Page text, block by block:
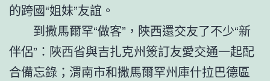
的跨國“姐妹”友誼。
到撒馬爾罕“做客”，陜西還交友了不少“新
伴侶”：陜西省與吉扎克州簽訂友愛交通一起配
合備忘錄；渭南市和撒馬爾罕州庫什拉巴德區